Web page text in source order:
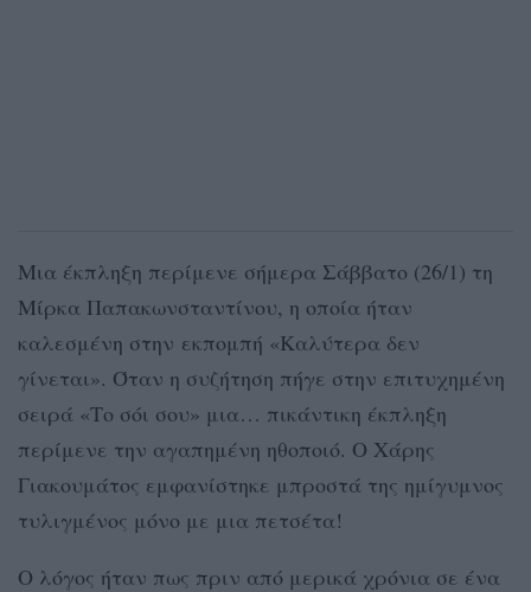
Μια έκπληξη περίμενε σήμερα Σάββατο (26/1) τη
Μίρκα Παπακωνσταντίνου, η οποία ήταν
καλεσμένη στην εκπομπή «Καλύτερα δεν
γίνεται». Όταν η συζήτηση πήγε στην επιτυχημένη
σειρά «Το σόι σου» μια… πικάντικη έκπληξη
περίμενε την αγαπημένη ηθοποιό. Ο Χάρης
Γιακουμάτος εμφανίστηκε μπροστά της ημίγυμνος
τυλιγμένος μόνο με μια πετσέτα!
Ο λόγος ήταν πως πριν από μερικά χρόνια σε ένα